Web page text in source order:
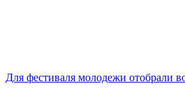
Для фестиваля молодежи отобрали